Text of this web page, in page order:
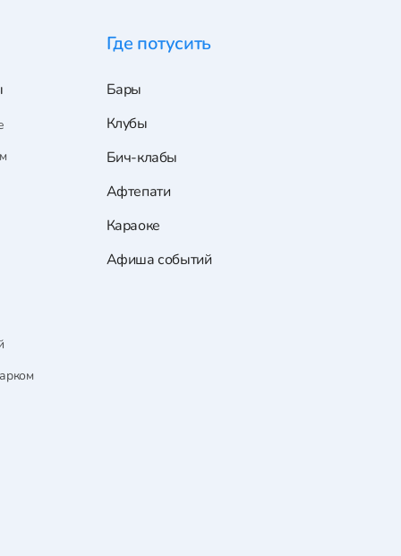
Где потусить
Бары
Клубы
Бич-клабы
Афтепати
Караоке
Афиша событий